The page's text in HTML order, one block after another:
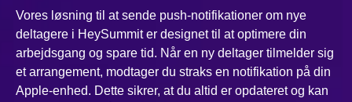
Vores løsning til at sende push-notifikationer om nye
deltagere i HeySummit er designet til at optimere din
arbejdsgang og spare tid. Når en ny deltager tilmelder sig
et arrangement, modtager du straks en notifikation på din
Apple-enhed. Dette sikrer, at du altid er opdateret og kan